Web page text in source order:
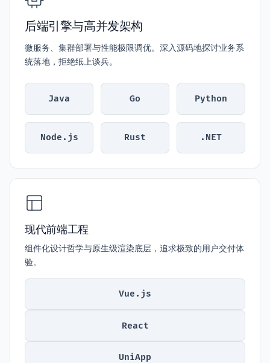
后端引擎与高并发架构
微服务、集群部署与性能极限调优。深入源码地探讨业务系
统落地，拒绝纸上谈兵。
Java Go Python
Node.js Rust .NET
现代前端工程
组件化设计哲学与原生级渲染底层，追求极致的用户交付体
验。
Vue.js
React
UniApp